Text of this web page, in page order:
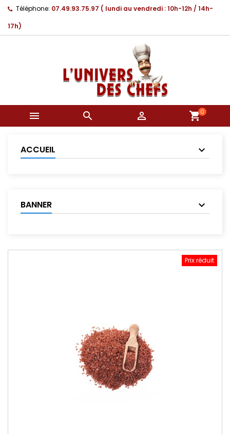
Téléphone: 07.49.93.75.97 ( lundi au vendredi : 10h-12h / 14h-
17h)
   shopping_cart0
ACCUEIL
BANNER
Prix réduit